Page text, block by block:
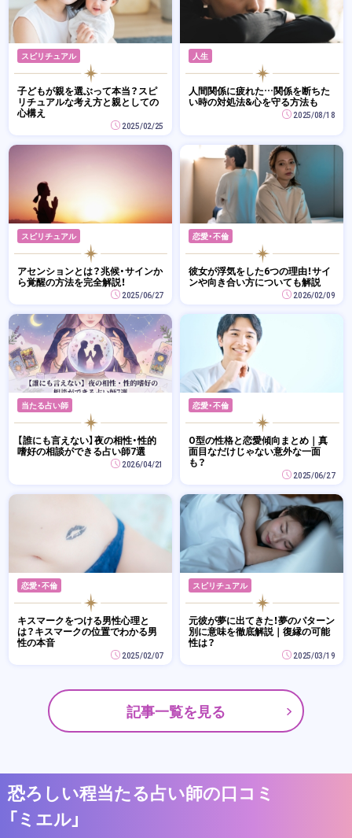
スピリチュアル
子どもが親を選ぶって本当？スピ
リチュアルな考え方と親としての
心構え
2025/02/25
人生
人間関係に疲れた…関係を断ちた
い時の対処法&心を守る方法も
2025/08/18
スピリチュアル
アセンションとは？兆候・サインか
ら覚醒の方法を完全解説！
2025/06/27
恋愛・不倫
彼女が浮気をした6つの理由！サイ
ンや向き合い方についても解説
2026/02/09
当たる占い師
【誰にも言えない】夜の相性・性的
嗜好の相談ができる占い師7選
2026/04/21
恋愛・不倫
O型の性格と恋愛傾向まとめ｜真
面目なだけじゃない意外な一面
も？
2025/06/27
恋愛・不倫
キスマークをつける男性心理と
は？キスマークの位置でわかる男
性の本音
2025/02/07
スピリチュアル
元彼が夢に出てきた！夢のパターン
別に意味を徹底解説｜復縁の可能
性は？
2025/03/19
記事一覧を見る
恐ろしい程当たる占い師の口コミ
「ミエル」